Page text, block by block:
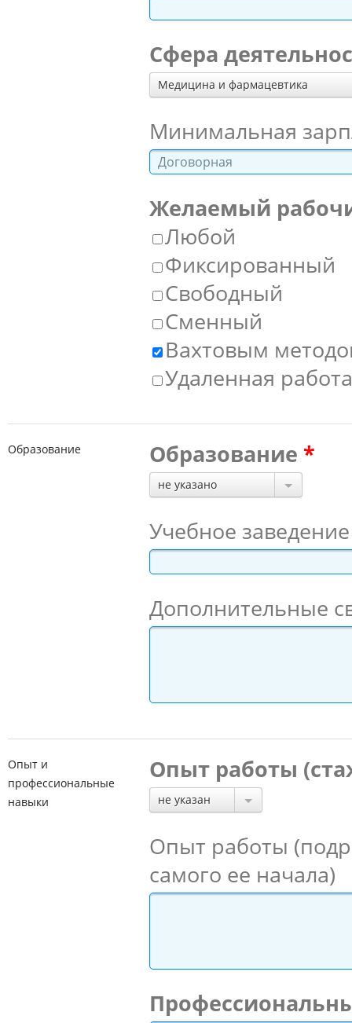
Сфера
Медицина и фармацевтика
Минимальная
Желаемый
Любой
Фиксированный
Свободный
Сменный
Вахтовым
Удаленная
Образование Образование
не указано
Учебное заведение
Дополнительные
Опыт и
профессиональные
навыки
Опыт работы
не указан
Опыт работы
самого ее начала)